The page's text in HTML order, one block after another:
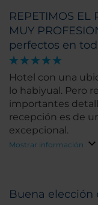
REPETIMOS EL
MUY
perfectos en
Hotel con una
lo habiyual. Pero
importantes
recepción es de
excepcional.
Mostrar información
Buena elección